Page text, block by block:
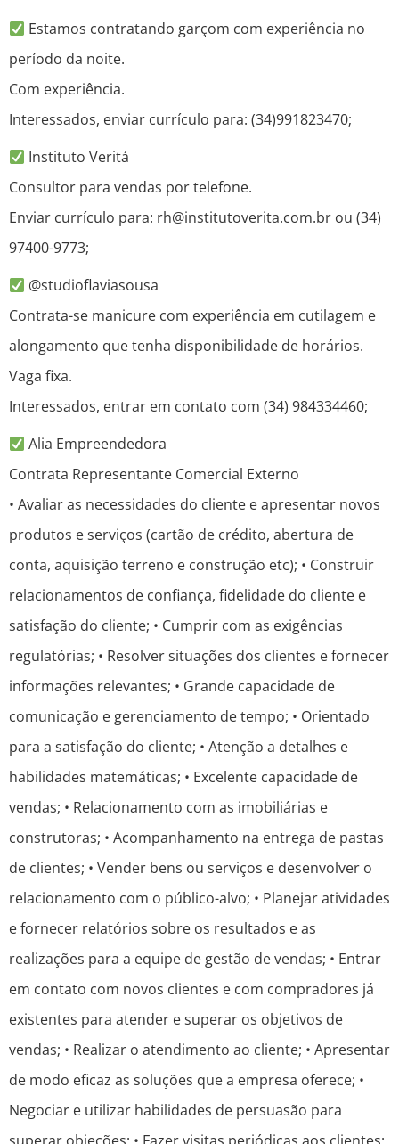
Estamos contratando garçom com experiência no
período da noite.
Com experiência.
Interessados, enviar currículo para: (34)991823470;
Instituto Veritá
Consultor para vendas por telefone.
Enviar currículo para: rh@institutoverita.com.br ou (34)
97400-9773;
@studioflaviasousa
Contrata-se manicure com experiência em cutilagem e
alongamento que tenha disponibilidade de horários.
Vaga fixa.
Interessados, entrar em contato com (34) 984334460;
Alia Empreendedora
Contrata Representante Comercial Externo
• Avaliar as necessidades do cliente e apresentar novos
produtos e serviços (cartão de crédito, abertura de
conta, aquisição terreno e construção etc); • Construir
relacionamentos de confiança, fidelidade do cliente e
satisfação do cliente; • Cumprir com as exigências
regulatórias; • Resolver situações dos clientes e fornecer
informações relevantes; • Grande capacidade de
comunicação e gerenciamento de tempo; • Orientado
para a satisfação do cliente; • Atenção a detalhes e
habilidades matemáticas; • Excelente capacidade de
vendas; • Relacionamento com as imobiliárias e
construtoras; • Acompanhamento na entrega de pastas
de clientes; • Vender bens ou serviços e desenvolver o
relacionamento com o público-alvo; • Planejar atividades
e fornecer relatórios sobre os resultados e as
realizações para a equipe de gestão de vendas; • Entrar
em contato com novos clientes e com compradores já
existentes para atender e superar os objetivos de
vendas; • Realizar o atendimento ao cliente; • Apresentar
de modo eficaz as soluções que a empresa oferece; •
Negociar e utilizar habilidades de persuasão para